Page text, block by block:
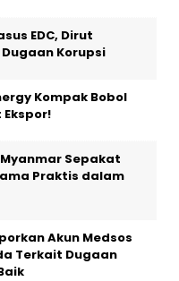
EDC, Dirut
Korupsi
Kompak Bobol
Sepakat
Praktis dalam
Akun Medsos
Terkait Dugaan